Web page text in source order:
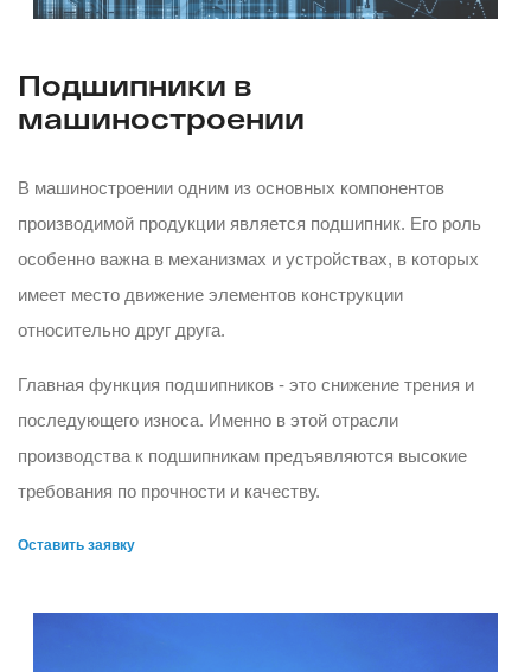
Подшипники в
машиностроении
В машиностроении одним из основных компонентов
производимой продукции является подшипник. Его роль
особенно важна в механизмах и устройствах, в которых
имеет место движение элементов конструкции
относительно друг друга.
Главная функция подшипников - это снижение трения и
последующего износа. Именно в этой отрасли
производства к подшипникам предъявляются высокие
требования по прочности и качеству.
Оставить заявку